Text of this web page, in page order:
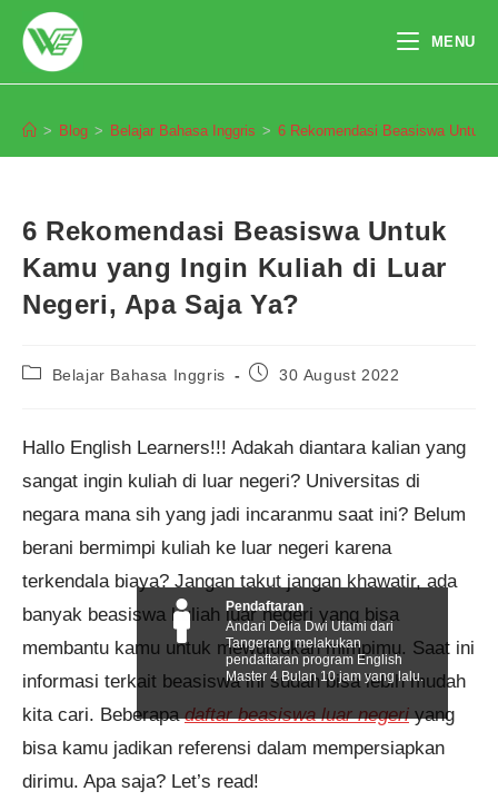
content
MENU
> Blog > Belajar Bahasa Inggris > 6 Rekomendasi Beasiswa Untuk
6 Rekomendasi Beasiswa Untuk
Kamu yang Ingin Kuliah di Luar
Negeri, Apa Saja Ya?
PostBelajar Bahasa Inggris
Post30 August 2022
Hallo English Learners!!! Adakah diantara kalian yang
sangat ingin kuliah di luar negeri? Universitas di
negara mana sih yang jadi incaranmu saat ini? Belum
berani bermimpi kuliah ke luar negeri karena
terkendala biaya? Jangan takut jangan khawatir, ada
banyak beasiswa kuliah luar negeri yang bisa
membantu kamu untuk mewujudkan mimpimu. Saat ini
informasi terkait beasiswa ini sudah bisa lebih mudah
kita cari. Beberapadaftar beasiswa luar negeriyang
bisa kamu jadikan referensi dalam mempersiapkan
dirimu. Apa saja? Let’s read!
Pendaftaran
Andari Delia Dwi Utami dari
Tangerang melakukan
pendaftaran program English
Master 4 Bulan 10 jam yang lalu.